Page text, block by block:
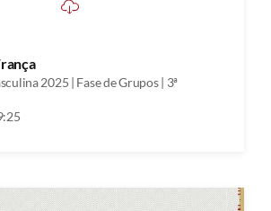
2025 | Fase de Grupos | 3ª